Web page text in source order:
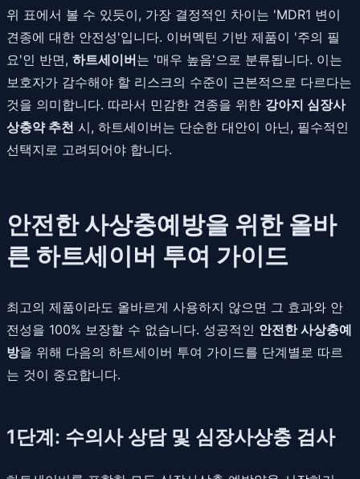
위 표에서 볼 수 있듯이, 가장 결정적인 차이는 'MDR1 변이
견종에 대한 안전성'입니다. 이버멕틴 기반 제품이 '주의 필
요'인 반면, 하트세이버는 '매우 높음'으로 분류됩니다. 이는
보호자가 감수해야 할 리스크의 수준이 근본적으로 다르다는
것을 의미합니다. 따라서 민감한 견종을 위한 강아지 심장사
상충약 추천 시, 하트세이버는 단순한 대안이 아닌, 필수적인
선택지로 고려되어야 합니다.
안전한 사상충예방을 위한 올바
른 하트세이버 투여 가이드
최고의 제품이라도 올바르게 사용하지 않으면 그 효과와 안
전성을 100% 보장할 수 없습니다. 성공적인 안전한 사상충예
방을 위해 다음의 하트세이버 투여 가이드를 단계별로 따르
는 것이 중요합니다.
1단계: 수의사 상담 및 심장사상충 검사